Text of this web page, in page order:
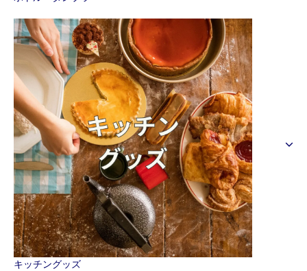
キッチングッズ